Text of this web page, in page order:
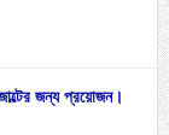
জন্য প্রয়োজন।